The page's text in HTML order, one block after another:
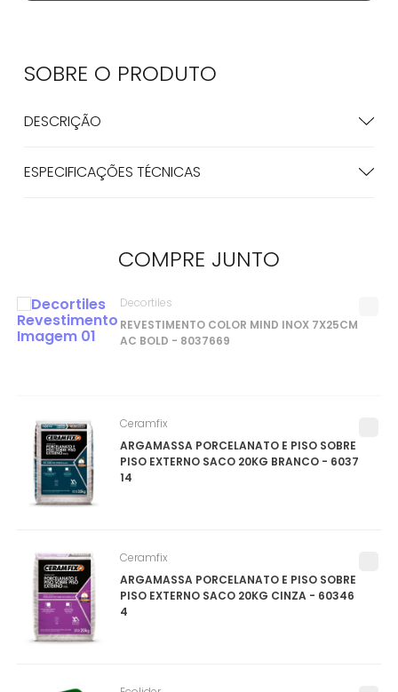
SOBRE O PRODUTO
DESCRIÇÃO
ESPECIFICAÇÕES TÉCNICAS
COMPRE JUNTO
REVESTIMENTO COLOR MIND INOX 7X25CM
AC BOLD - 8037669
Decortiles
ARGAMASSA PORCELANATO E PISO SOBRE
PISO EXTERNO SACO 20KG BRANCO - 6037
14
Ceramfix
ARGAMASSA PORCELANATO E PISO SOBRE
PISO EXTERNO SACO 20KG CINZA - 60346
4
Ceramfix